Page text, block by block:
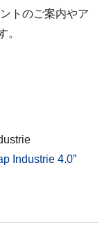
トのご案内やア
。
Industrie 4.0”